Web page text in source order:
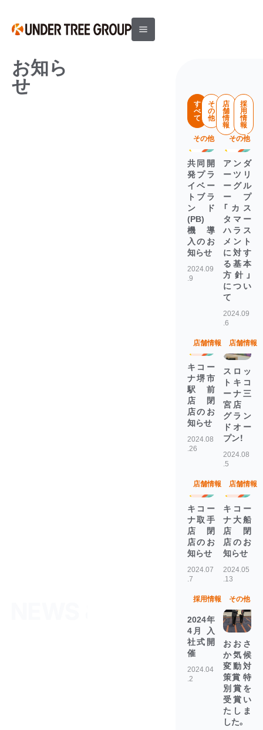
お知ら
せ
す
べ
て
そ
の
他
店
舗
情
報
採
用
情
報
その他
共同開
発プラ
イベー
トブラ
ンド
(PB)
機 導
入のお
知らせ
2024.09
.9
その他
アンダ
ーツリ
ーグル
ープ
「カス
タマー
ハラス
メント
に対す
る基本
方針」
につい
て
2024.09
.6
店舗情報
キコー
ナ堺市
駅前
店 閉
店のお
知らせ
2024.08
.26
店舗情報
スロッ
トキコ
ーナ三
宮店
グラン
ドオー
プン！
2024.08
.5
店舗情報
キコー
ナ取手
店 閉
店のお
知らせ
2024.07
.7
店舗情報
キコー
ナ大船
店 閉
店のお
知らせ
2024.05
.13
採用情報
2024年
4月 入
社式開
催
2024.04
.2
その他
おおさ
か気候
変動対
策賞 特
別賞を
受賞い
たしま
した。